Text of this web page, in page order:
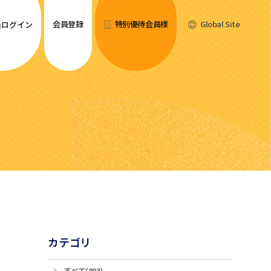
グイン 会員登録 特別優待会員様 Global Site
カテゴリ